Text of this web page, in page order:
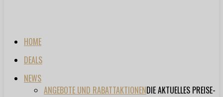
HOME
DEALS
NEWS
ANGEBOTE UND RABATTAKTIONENDIE AKTUELLES PREISE-